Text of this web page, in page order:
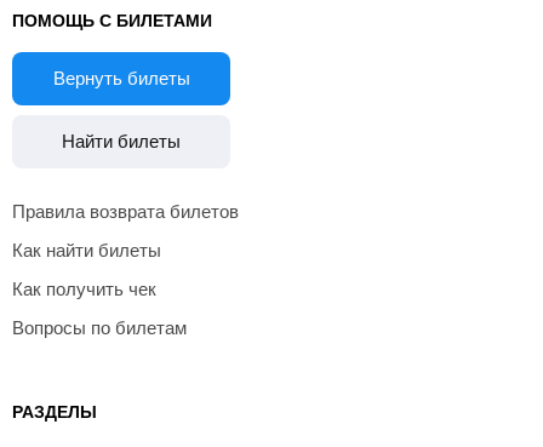
ПОМОЩЬ С БИЛЕТАМИ
Вернуть билеты
Найти билеты
Правила возврата билетов
Как найти билеты
Как получить чек
Вопросы по билетам
РАЗДЕЛЫ